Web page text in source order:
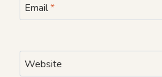
Email*
Website